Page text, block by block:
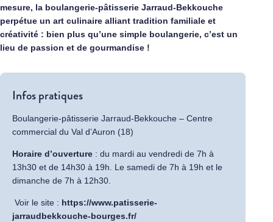
mesure, la boulangerie-pâtisserie Jarraud-Bekkouche
perpétue un art culinaire alliant tradition familiale et
créativité : bien plus qu’une simple boulangerie, c’est un
lieu de passion et de gourmandise !
Infos pratiques
Boulangerie-pâtisserie Jarraud-Bekkouche – Centre
commercial du Val d’Auron (18)
Horaire d’ouverture : du mardi au vendredi de 7h à
13h30 et de 14h30 à 19h. Le samedi de 7h à 19h et le
dimanche de 7h à 12h30.
Voir le site : https://www.patisserie-
jarraudbekkouche-bourges.fr/